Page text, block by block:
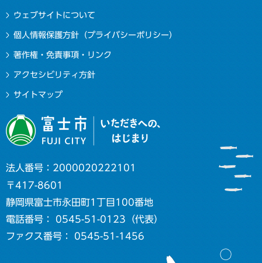
ウェブサイトについて
個人情報保護方針（プライバシーポリシー）
著作権・免責事項・リンク
アクセシビリティ方針
サイトマップ
法人番号：2000020222101
〒417-8601
静岡県富士市永田町1丁目100番地
電話番号： 0545-51-0123（代表）
ファクス番号： 0545-51-1456